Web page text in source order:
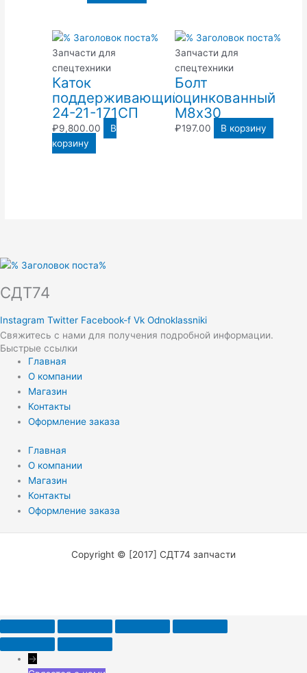
Запчасти для
спецтехники
Каток
поддерживающий
24-21-171СП
₽9,800.00
В
корзину
Запчасти для
спецтехники
Болт
оцинкованный
М8х30
₽197.00 В корзину
СДТ74
Instagram Twitter Facebook-f Vk Odnoklassniki
Свяжитесь с нами для получения подробной информации.
Быстрые ссылки
Главная
О компании
Магазин
Контакты
Оформление заказа
Главная
О компании
Магазин
Контакты
Оформление заказа
Copyright © [2017] СДТ74 запчасти
→